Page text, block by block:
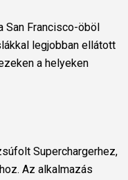
San Francisco-öböl
legjobban ellátott
a helyeken
Superchargerhez,
Az alkalmazás